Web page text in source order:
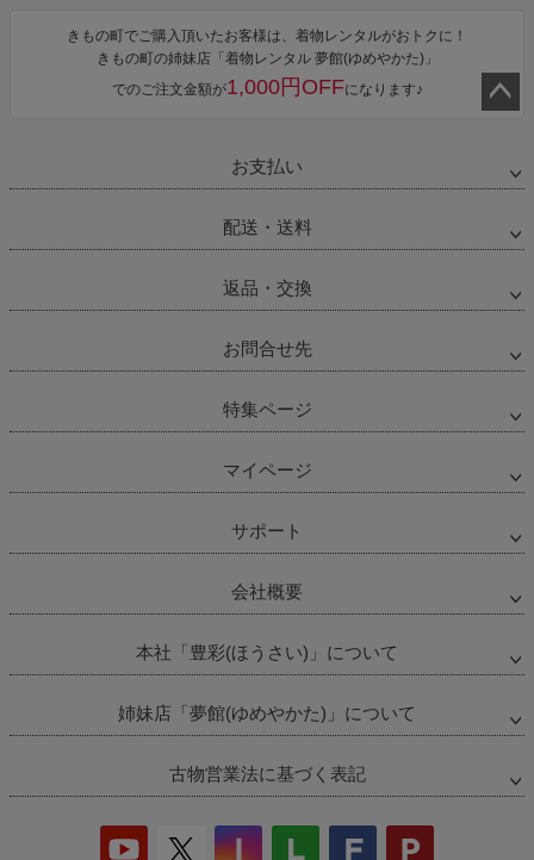
ップ
きもの町でご購入頂いたお客様は、着物レンタルがおトクに！
きもの町の姉妹店「着物レンタル 夢館(ゆめやかた)」
でのご注文金額が1,000円OFFになります♪
お支払い
配送・送料
返品・交換
お問合せ先
特集ページ
マイページ
サポート
会社概要
本社「豊彩(ほうさい)」について
姉妹店「夢館(ゆめやかた)」について
古物営業法に基づく表記